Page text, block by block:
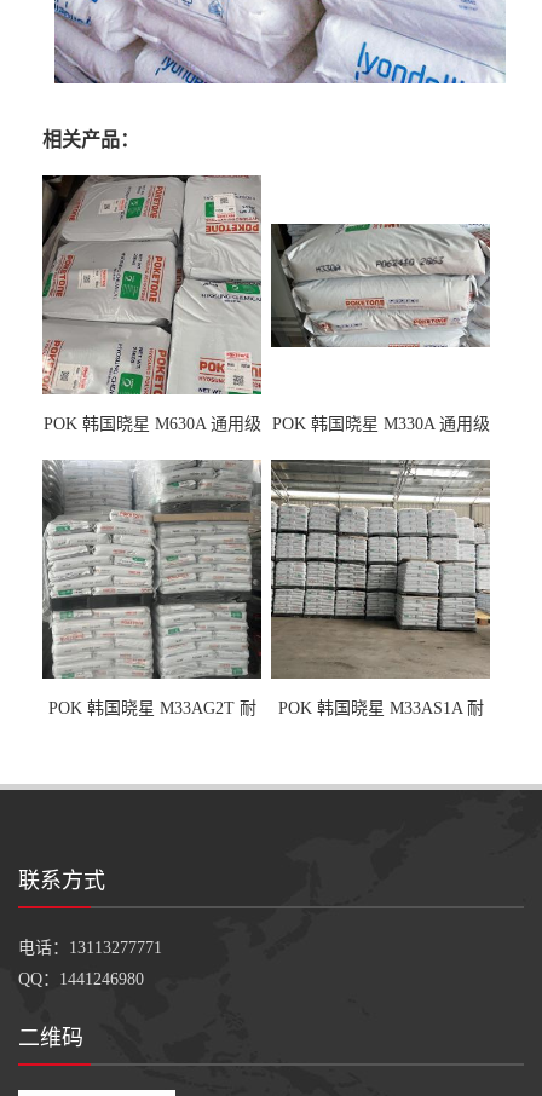
相关产品：
POK 韩国晓星 M630A 通用级
POK 韩国晓星 M330A 通用级
POK 韩国晓星 M33AG2T 耐
POK 韩国晓星 M33AS1A 耐
联系方式
电话：13113277771
QQ：1441246980
二维码